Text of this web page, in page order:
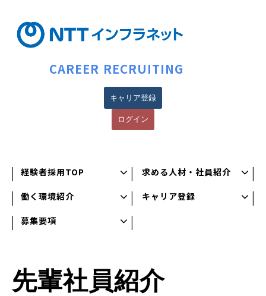
CAREER RECRUITING
キャリア登録
ログイン
経験者採用TOP 求める人材・社員紹介
働く環境紹介 キャリア登録
募集要項
先輩社員紹介